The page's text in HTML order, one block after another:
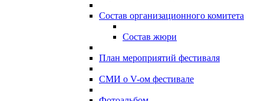
Состав организационного комитета
Состав жюри
План мероприятий фестиваля
СМИ о V-ом фестивале